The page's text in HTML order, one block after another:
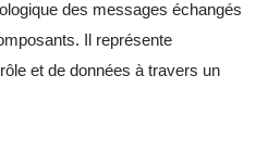
des messages échangés
Il représente
et de données à travers un